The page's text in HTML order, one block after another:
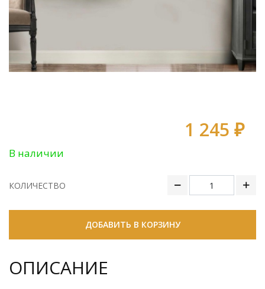
1 245 ₽
В наличии
КОЛИЧЕСТВО
ДОБАВИТЬ В КОРЗИНУ
ОПИСАНИЕ